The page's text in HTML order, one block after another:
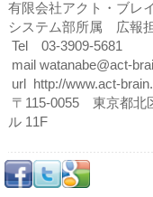
有限会社アクト・ブレ
システム部所属 広報
Tel 03-3909-5681
mail watanabe@act-
url http://www.act-
〒115-0055 東京都北
ル 11F